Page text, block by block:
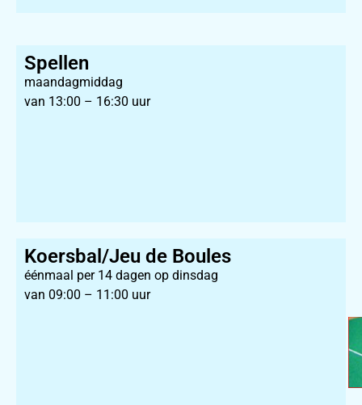
Spellen
maandagmiddag
van 13:00 – 16:30 uur
Koersbal/Jeu de Boules
éénmaal per 14 dagen op dinsdag
van 09:00 – 11:00 uur